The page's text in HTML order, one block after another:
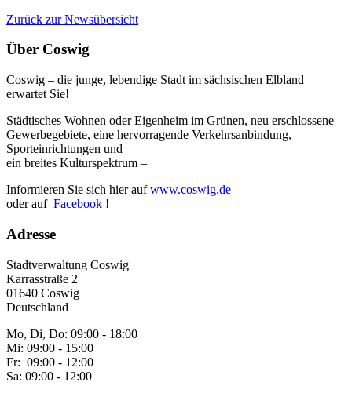
Zurück zur Newsübersicht
Über Coswig
Coswig – die junge, lebendige Stadt im sächsischen Elbland
erwartet Sie!
Städtisches Wohnen oder Eigenheim im Grünen, neu erschlossene
Gewerbegebiete, eine hervorragende Verkehrsanbindung,
Sporteinrichtungen und
ein breites Kulturspektrum –
Informieren Sie sich hier aufwww.coswig.de
oder auf Facebook !
Adresse
Stadtverwaltung Coswig
Karrasstraße 2
01640 Coswig
Deutschland
Mo, Di, Do: 09:00 - 18:00
Mi: 09:00 - 15:00
Fr: 09:00 - 12:00
Sa: 09:00 - 12:00